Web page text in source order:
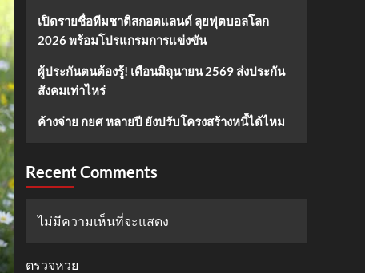
เปิดรายชื่อทีมชาติสกอตแลนด์ ลุยฟุตบอลโลก
2026 พร้อมโปรแกรมการแข่งขัน
ผู้ประกันตนต้องรู้! เดือนมิถุนายน 2569 ส่งประกัน
สังคมเท่าไหร่
ค้างจ่าย กยศ หลายปี ยังปรับโครงสร้างหนี้ได้ไหม
Recent Comments
ไม่มีความเห็นที่จะแสดง
ตรวจหวย